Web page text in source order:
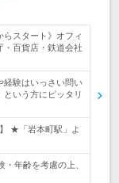
らスタート》オフィ
百貨店・鉄道会社
経験はいっさい問い
いう方にピッタリ
★「岩本町駅」よ
年齢を考慮の上、